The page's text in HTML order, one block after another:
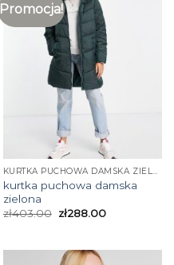
Promocja!
KURTKA PUCHOWA DAMSKA ZIELONA
kurtka puchowa damska
zielona
zł403.00 zł288.00